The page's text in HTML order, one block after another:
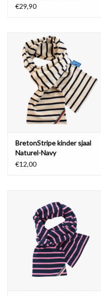
Navy
€29,90
BretonStripe kinder sjaal
Naturel-Navy
€12,00